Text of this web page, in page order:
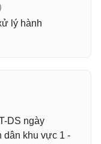
lý hành
DS ngày
dân khu vực 1 -